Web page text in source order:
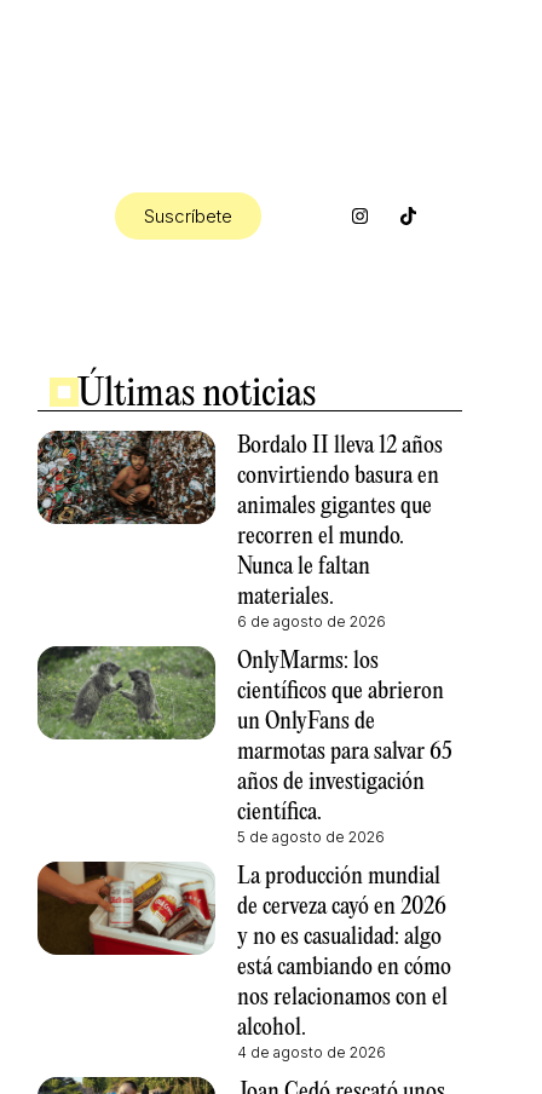
Suscríbete I
n
Últimas noticias
Bordalo II lleva 12 años
convirtiendo basura en
animales gigantes que
recorren el mundo.
Nunca le faltan
materiales.
6 de agosto de 2026
OnlyMarms: los
científicos que abrieron
un OnlyFans de
marmotas para salvar 65
años de investigación
científica.
5 de agosto de 2026
La producción mundial
de cerveza cayó en 2026
y no es casualidad: algo
está cambiando en cómo
nos relacionamos con el
alcohol.
4 de agosto de 2026